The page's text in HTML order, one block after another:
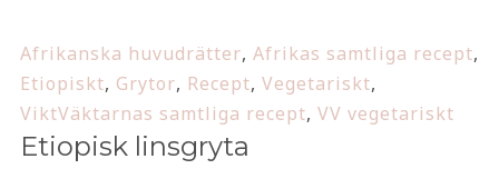
Afrikanska huvudrätter, Afrikas samtliga recept,
Etiopiskt, Grytor, Recept, Vegetariskt,
ViktVäktarnas samtliga recept, VV vegetariskt
Etiopisk linsgryta